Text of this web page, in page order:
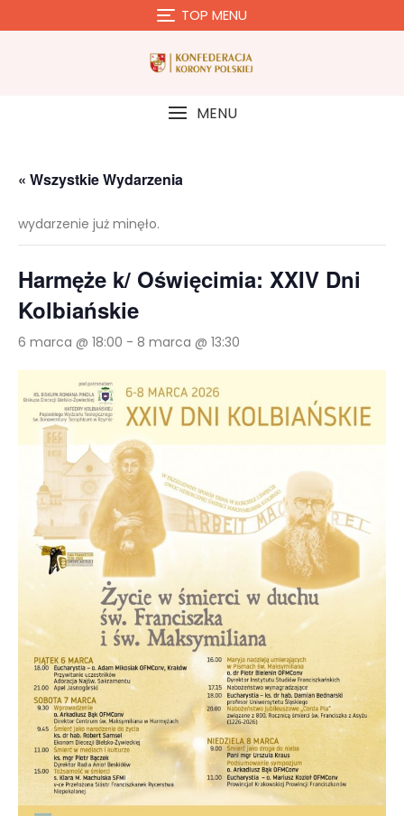
to
TOP MENU
MENU
« Wszystkie Wydarzenia
wydarzenie już minęło.
Harmęże k/ Oświęcimia: XXIV Dni
Kolbiańskie
6 marca @ 18:00 - 8 marca @ 13:30